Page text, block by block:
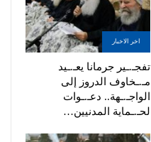
اخر الاخبار
تفجـ.ـير جرمانا يعـ.ـيد
مـ.ـخاوف الدروز إلى
الواجـ.ـهة.. دعـ.ـوات
لحـ.ـماية المدنيين…